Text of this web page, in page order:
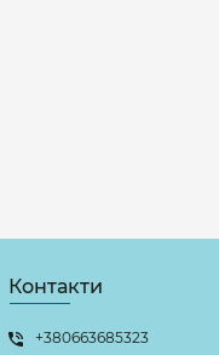
Контакти
+380663685323